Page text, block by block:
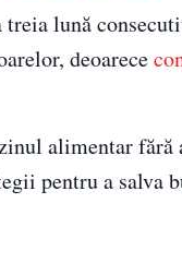
lună
deoarece
alimentar fără
pentru a salva